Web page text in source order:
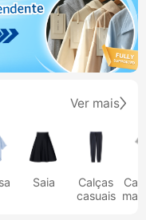
Ver mais
Saia
Calças
casuais